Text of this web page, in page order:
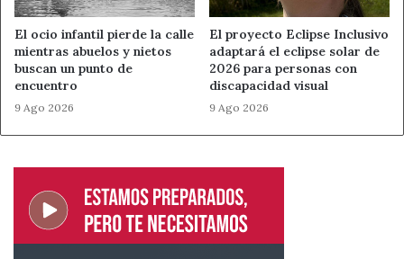
El ocio infantil pierde la calle
mientras abuelos y nietos
buscan un punto de
encuentro
9 Ago 2026
El proyecto Eclipse Inclusivo
adaptará el eclipse solar de
2026 para personas con
discapacidad visual
9 Ago 2026